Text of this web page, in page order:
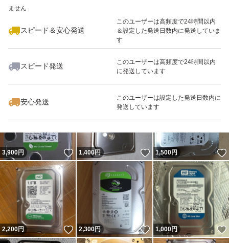
ません
スピード＆安心発送
このユーザーは高頻度で24時間以内
＆設定した発送日数内に発送していま
す
スピード発送
このユーザーは高頻度で24時間以内
に発送しています
安心発送
このユーザーは設定した発送日数内に
発送しています
いいね！
1,650
3,900円 いいね！
1,400円 いいね！
1,500円
2,200円 いいね！
2,300円 いいね！
1,000円